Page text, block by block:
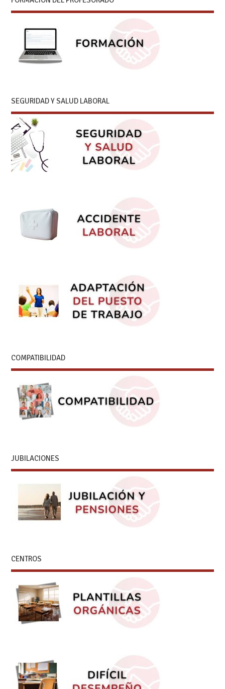
SEGURIDAD Y SALUD LABORAL
COMPATIBILIDAD
JUBILACIONES
CENTROS